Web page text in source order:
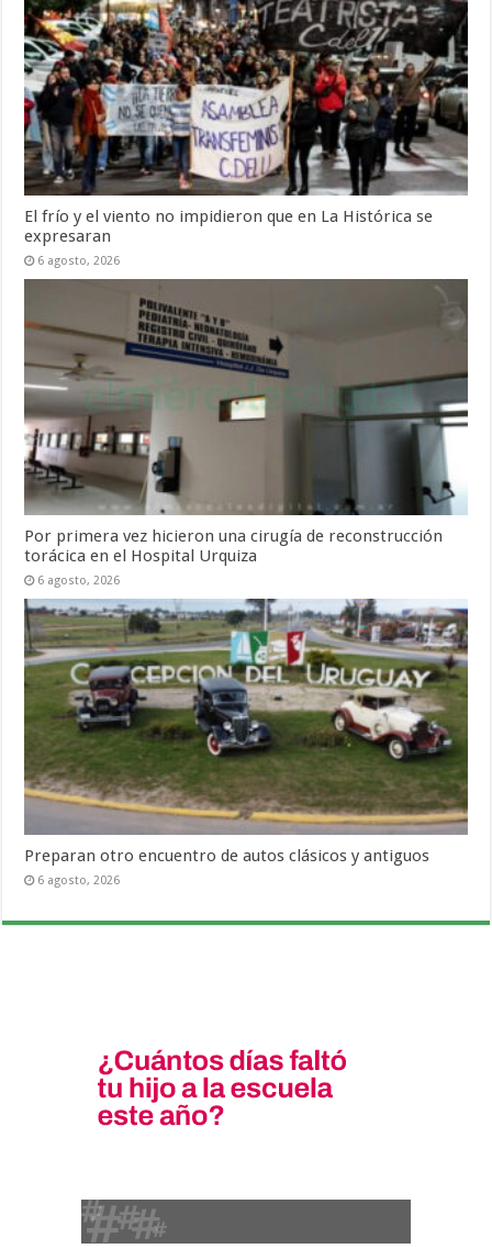
El frío y el viento no impidieron que en La Histórica se
expresaran
6 agosto, 2026
Por primera vez hicieron una cirugía de reconstrucción
torácica en el Hospital Urquiza
6 agosto, 2026
Preparan otro encuentro de autos clásicos y antiguos
6 agosto, 2026